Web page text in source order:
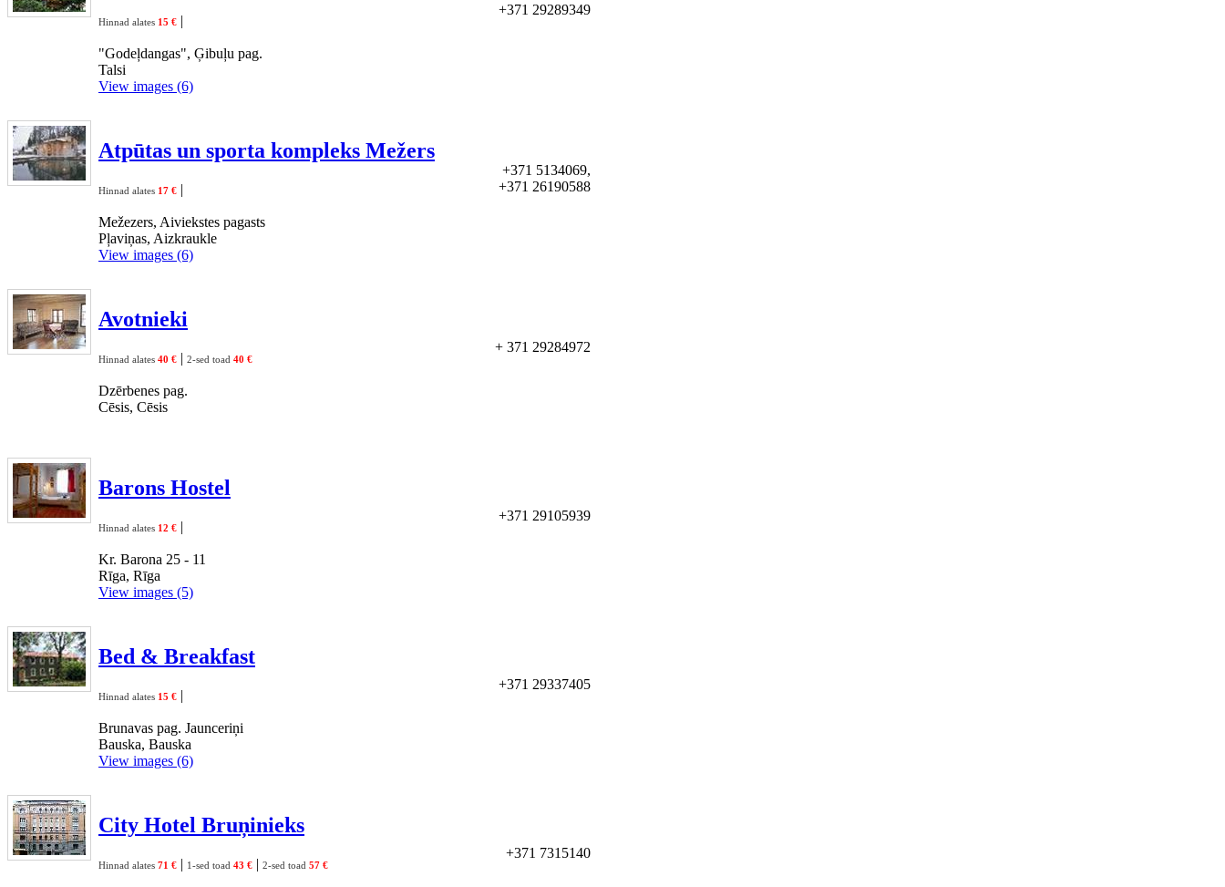
Hinnad alates 15 € |
"Godeļdangas", Ģibuļu pag.
Talsi
+371 29289349
View images (6)
Atpūtas un sporta kompleks Mežers
Hinnad alates 17 € |
Mežezers, Aiviekstes pagasts
Pļaviņas, Aizkraukle
+371 5134069,
+371 26190588
View images (6)
Avotnieki
Hinnad alates 40 € | 2-sed toad 40 €
Dzērbenes pag.
Cēsis, Cēsis
+ 371 29284972
Barons Hostel
Hinnad alates 12 € |
Kr. Barona 25 - 11
Rīga, Rīga
+371 29105939
View images (5)
Bed & Breakfast
Hinnad alates 15 € |
Brunavas pag. Jaunceriņi
Bauska, Bauska
+371 29337405
View images (6)
City Hotel Bruņinieks
Hinnad alates 71 € | 1-sed toad 43 € | 2-sed toad 57 €
+371 7315140